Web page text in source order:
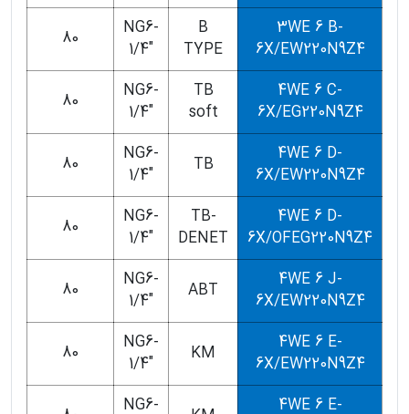
3WE 6 B-
6X/EW220N9Z4
B
TYPE
NG6-
1/4"
80
4WE 6 C-
6X/EG220N9Z4
TB
soft
NG6-
1/4"
80
4WE 6 D-
6X/EW220N9Z4
TB
NG6-
1/4"
80
4WE 6 D-
6X/OFEG220N9Z4
TB-
DENET
NG6-
1/4"
80
4WE 6 J-
6X/EW220N9Z4
ABT
NG6-
1/4"
80
4WE 6 E-
6X/EW220N9Z4
KM
NG6-
1/4"
80
4WE 6 E-
NG6-